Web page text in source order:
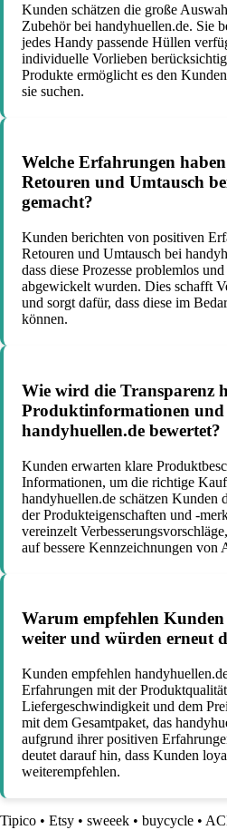
Kunden schätzen die große
Zubehör bei handyhuellen.de. Sie
jedes Handy passende Hüllen
individuelle Vorlieben
Produkte ermöglicht es den
sie suchen.
Welche Erfahrungen
Retouren und Umtausch
gemacht?
Kunden berichten von positiven
Retouren und Umtausch bei
dass diese Prozesse problemlos
abgewickelt wurden. Dies schafft
und sorgt dafür, dass diese im
können.
Wie wird die Transparenz
Produktinformationen und
handyhuellen.de bewertet?
Kunden erwarten klare
Informationen, um die richtige
handyhuellen.de schätzen Kunden
der Produkteigenschaften und -
vereinzelt
auf bessere Kennzeichnungen von
Warum empfehlen
weiter und würden erneut
Kunden empfehlen
Erfahrungen mit der
Liefergeschwindigkeit und dem
mit dem Gesamtpaket, das
aufgrund ihrer positiven
deutet darauf hin, dass Kunden
weiterempfehlen.
Tipico • Etsy • sweeek • buycycle •